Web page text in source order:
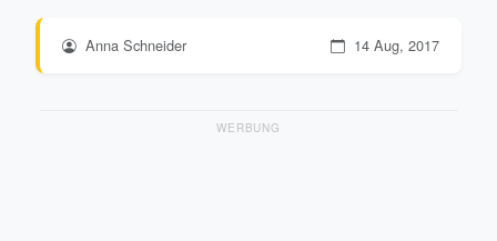
Anna Schneider 14 Aug, 2017
WERBUNG